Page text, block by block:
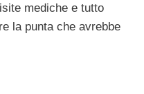
mediche e tutto
la punta che avrebbe